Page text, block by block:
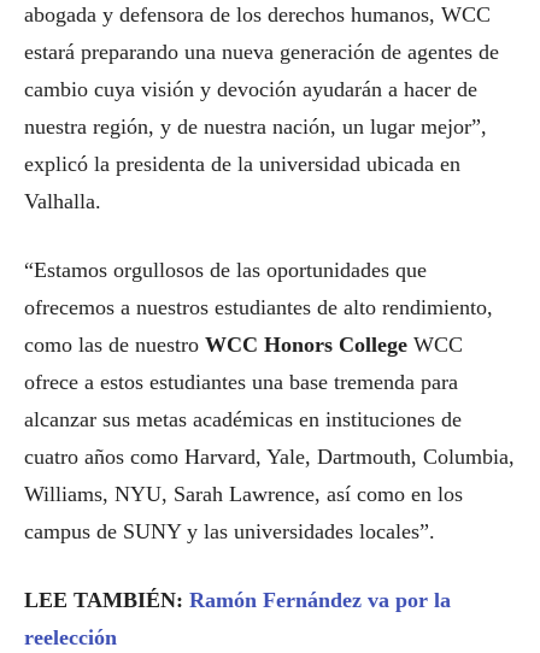
abogada y defensora de los derechos humanos, WCC
estará preparando una nueva generación de agentes de
cambio cuya visión y devoción ayudarán a hacer de
nuestra región, y de nuestra nación, un lugar mejor”,
explicó la presidenta de la universidad ubicada en
Valhalla.
“Estamos orgullosos de las oportunidades que
ofrecemos a nuestros estudiantes de alto rendimiento,
como las de nuestro WCC Honors College WCC
ofrece a estos estudiantes una base tremenda para
alcanzar sus metas académicas en instituciones de
cuatro años como Harvard, Yale, Dartmouth, Columbia,
Williams, NYU, Sarah Lawrence, así como en los
campus de SUNY y las universidades locales”.
LEE TAMBIÉN: Ramón Fernández va por la
reelección